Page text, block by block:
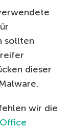
sollten
dieser
wir die